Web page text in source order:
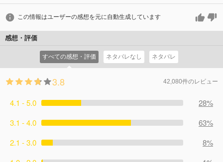
この情報はユーザーの感想を元に自動生成しています
感想・評価
すべての感想・評価 ネタバレなし ネタバレ
3.8 42,080件のレビュー
4.1 - 5.0
28%
3.1 - 4.0
63%
2.1 - 3.0
8%